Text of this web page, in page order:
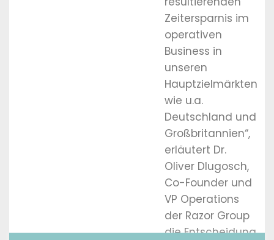
Zeitersparnis im
operativen
Business in
unseren
Hauptzielmärkten
wie u.a.
Deutschland und
Großbritannien“,
erläutert Dr.
Oliver Dlugosch,
Co-Founder und
VP Operations
der Razor Group
die Entscheidung